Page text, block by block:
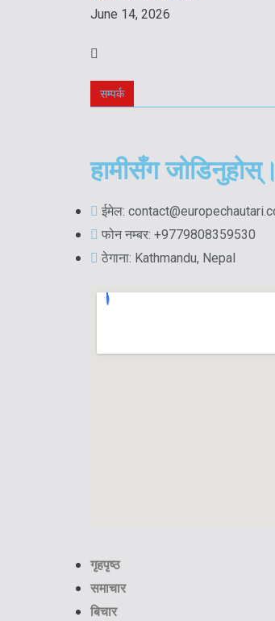
June 14, 2026
सम्पर्क
हामीसँग जोडिनुहोस्।
ईमेल:
फोन नम्बर: +9779808359530
ठेगाना: Kathmandu, Nepal
गृहपृष्ठ
समाचार
बिचार